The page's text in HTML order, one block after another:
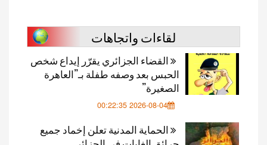
لقاءات واتجاهات
القضاء الجزائري يقرّر إيداع شخص
الحبس بعد وصفه طفلة بـ”العاهرة
الصغيرة”
2026-08-04 00:22:35
الحماية المدنية تعلن إخماد جميع